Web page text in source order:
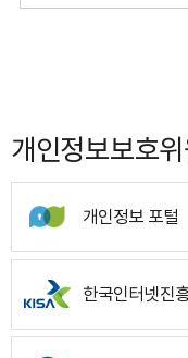
개인정보보호
개인정보 포털
한국인터넷진